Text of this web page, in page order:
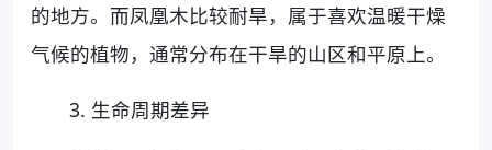
的地方。而凤凰木比较耐旱，属于喜欢温暖干燥
气候的植物，通常分布在干旱的山区和平原上。
3. 生命周期差异